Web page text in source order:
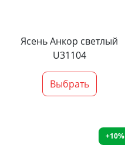
Ясень Анкор светлый
U31104
Выбрать
+10%